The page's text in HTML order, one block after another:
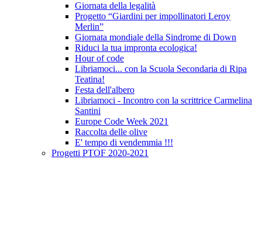
Giornata della legalità
Progetto “Giardini per impollinatori Leroy
Merlin”
Giornata mondiale della Sindrome di Down
Riduci la tua impronta ecologica!
Hour of code
Libriamoci... con la Scuola Secondaria di Ripa
Teatina!
Festa dell'albero
Libriamoci - Incontro con la scrittrice Carmelina
Santini
Europe Code Week 2021
Raccolta delle olive
E' tempo di vendemmia !!!
Progetti PTOF 2020-2021